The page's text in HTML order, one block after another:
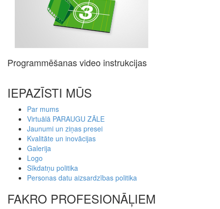
Programmēšanas video instrukcijas
IEPAZĪSTI MŪS
Par mums
Virtuālā PARAUGU ZĀLE
Jaunumi un ziņas presei
Kvalitāte un inovācijas
Galerija
Logo
Sīkdatņu politika
Personas datu aizsardzības politika
FAKRO PROFESIONĀĻIEM